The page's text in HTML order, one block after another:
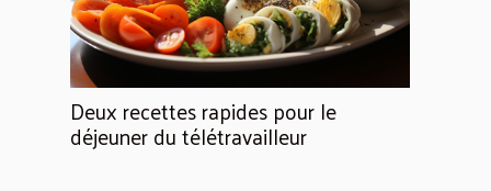
Deux recettes rapides pour le
déjeuner du télétravailleur